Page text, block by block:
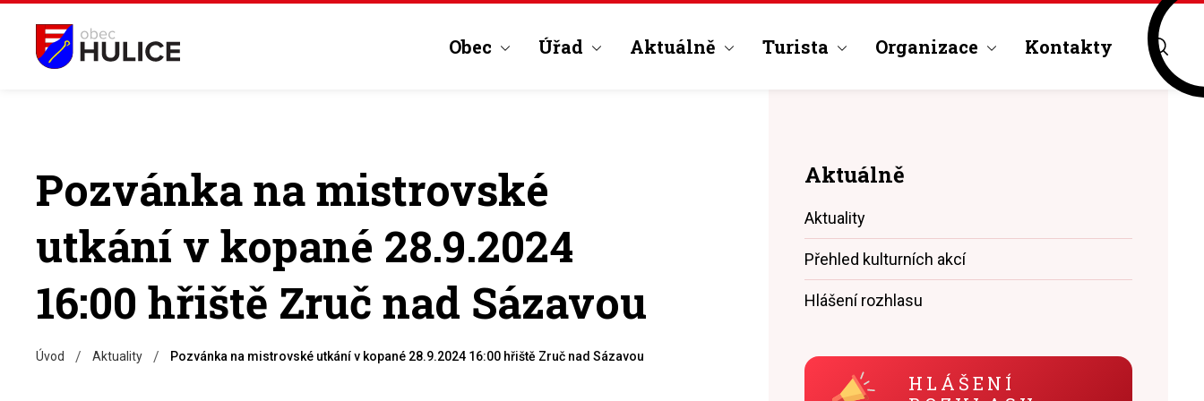
Obec Úřad Aktuálně Turista Organizace Kontakty
Pozvánka na mistrovské
utkání v kopané 28.9.2024
16:00 hřiště Zruč nad Sázavou
Úvod / Aktuality / Pozvánka na mistrovské utkání v kopané 28.9.2024 16:00 hřiště Zruč nad Sázavou
Aktuálně
Aktuality
Přehled kulturních akcí
Hlášení rozhlasu
HLÁŠENÍ